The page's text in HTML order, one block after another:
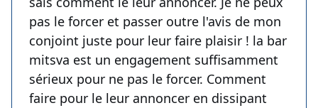
pas le forcer et passer outre l'avis de mon
conjoint juste pour leur faire plaisir ! la bar
mitsva est un engagement suffisamment
sérieux pour ne pas le forcer. Comment
faire pour le leur annoncer en dissipant